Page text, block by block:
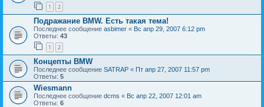
1 2
Подражание BMW. Есть такая тема!
Последнее сообщение asbimer « Вс апр 29, 2007 6:12 pm
Ответы: 43
1 2
Концепты BMW
Последнее сообщение SATRAP « Пт апр 27, 2007 11:57 pm
Ответы: 5
Wiesmann
Последнее сообщение dcms « Вс апр 22, 2007 12:01 am
Ответы: 6